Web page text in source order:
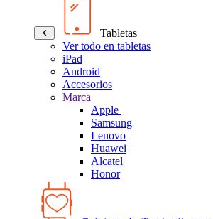
Tabletas
Ver todo en tabletas
iPad
Android
Accesorios
Marca
Apple
Samsung
Lenovo
Huawei
Alcatel
Honor